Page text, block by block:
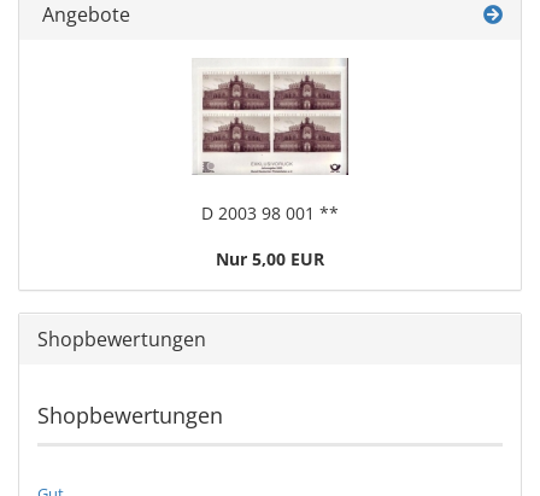
Angebote
D 2003 98 001 **
Nur 5,00 EUR
Shopbewertungen
Shopbewertungen